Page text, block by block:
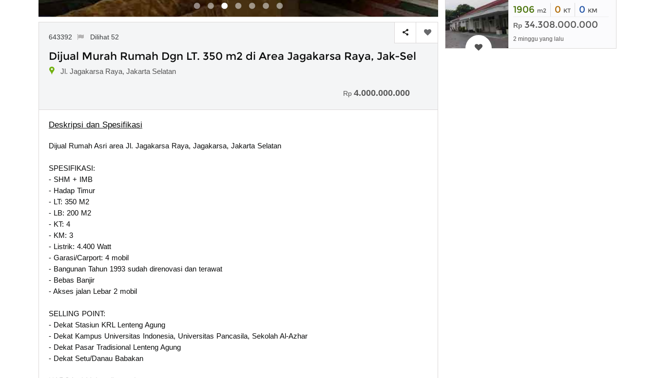
643392 Dilihat 52
Dijual Murah Rumah Dgn LT. 350 m2 di Area Jagakarsa Raya, Jak-Sel
Jl. Jagakarsa Raya, Jakarta Selatan
Rp 4.000.000.000
Deskripsi dan Spesifikasi
Dijual Rumah Asri area Jl. Jagakarsa Raya, Jagakarsa, Jakarta Selatan
SPESIFIKASI:
- SHM + IMB
- Hadap Timur
- LT: 350 M2
- LB: 200 M2
- KT: 4
- KM: 3
- Listrik: 4.400 Watt
- Garasi/Carport: 4 mobil
- Bangunan Tahun 1993 sudah direnovasi dan terawat
- Bebas Banjir
- Akses jalan Lebar 2 mobil
SELLING POINT:
- Dekat Stasiun KRL Lenteng Agung
- Dekat Kampus Universitas Indonesia, Universitas Pancasila, Sekolah Al-Azhar
- Dekat Pasar Tradisional Lenteng Agung
- Dekat Setu/Danau Babakan
1906 m2 0 KT 0 KM
Rp 34.308.000.000
2 minggu yang lalu